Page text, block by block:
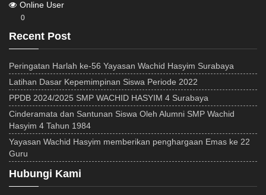
Online User
0
Recent Post
Peringatan Harlah ke-56 Yayasan Wachid Hasyim Surabaya
Latihan Dasar Kepemimpinan Siswa Periode 2022
PPDB 2024/2025 SMP WACHID HASYIM 4 Surabaya
Cinderamata dan Santunan Siswa Oleh Alumni SMP Wachid
Hasyim 4 Tahun 1984
Yayasan Wachid Hasyim memberikan penghargaan Emas ke 22
Guru
Hubungi Kami